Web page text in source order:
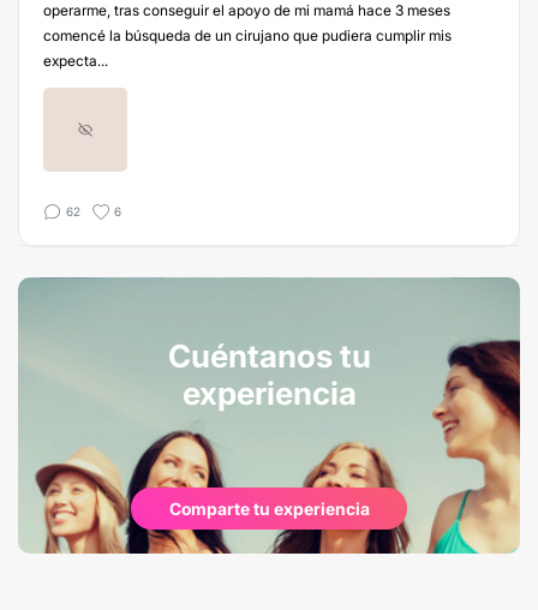
operarme, tras conseguir el apoyo de mi mamá hace 3 meses
comencé la búsqueda de un cirujano que pudiera cumplir mis
expecta...
62 6
Cuéntanos tu
experiencia
Comparte tu experiencia